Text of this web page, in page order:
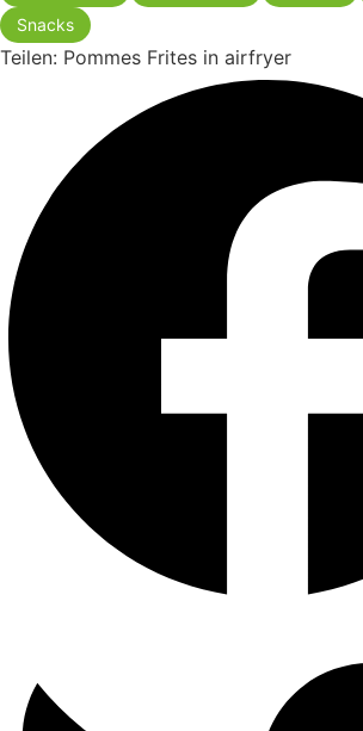
Snacks
Teilen: Pommes Frites in airfryer